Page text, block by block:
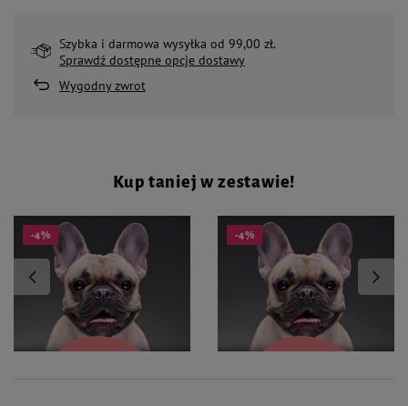
Szybka i darmowa wysyłka od 99,00 zł.
Sprawdź dostępne opcje dostawy
Wygodny zwrot
Kup taniej w zestawie!
-4% -4%